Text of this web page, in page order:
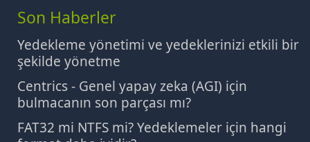
Son Haberler
Yedekleme yönetimi ve yedeklerinizi etkili bir
şekilde yönetme
Centrics - Genel yapay zeka (AGI) için
bulmacanın son parçası mı?
FAT32 mi NTFS mi? Yedeklemeler için hangi